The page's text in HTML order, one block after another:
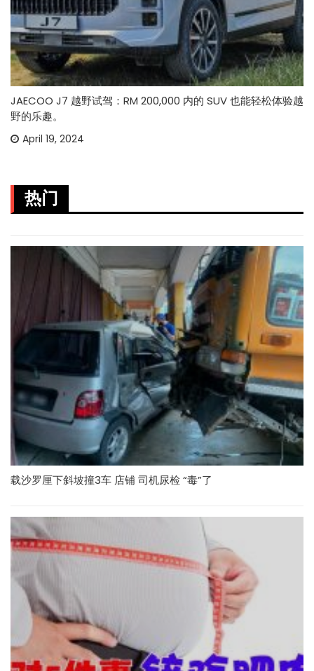
JAECOO J7 越野试驾：RM 200,000 内的 SUV 也能轻松体验越
野的乐趣。
April 19, 2024
热门
载沙罗厘下斜坡撞3车 店铺 司机尿检 “毒”了